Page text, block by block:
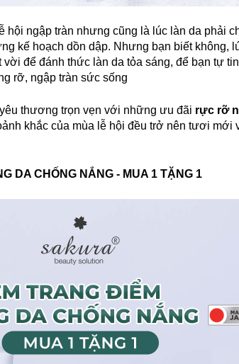
hội ngập tràn nhưng cũng là lúc làn da phải
kế hoạch dồn dập. Nhưng bạn biết không,
vời để đánh thức làn da tỏa sáng, để bạn tự
rỡ, ngập tràn sức sống
thương trọn vẹn với những ưu đãi rực rỡ
khắc của mùa lễ hội đều trở nên tươi mới
DA CHỐNG NẮNG - MUA 1 TẶNG 1